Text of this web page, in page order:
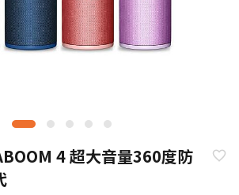
4 超大音量360度防